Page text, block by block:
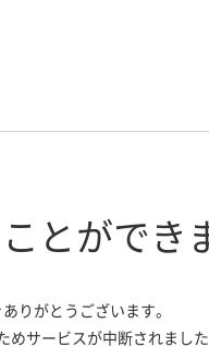
ことができ
ありがとうございます。
めサービスが中断されました